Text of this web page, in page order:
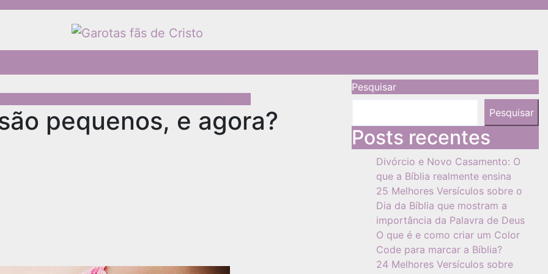
pequenos, e agora?
Pesquisar
Pesquisar
Posts recentes
Divórcio e Novo Casamento: O
que a Bíblia realmente ensina
25 Melhores Versículos sobre o
Dia da Bíblia que mostram a
importância da Palavra de Deus
O que é e como criar um Color
Code para marcar a Bíblia?
24 Melhores Versículos sobre